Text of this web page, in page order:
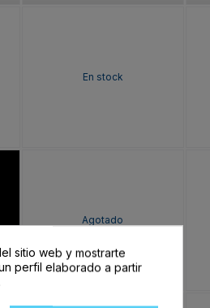
En stock
Agotado
sitio web y mostrarte
perfil elaborado a partir